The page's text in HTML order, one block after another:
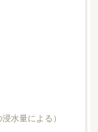
水量による）